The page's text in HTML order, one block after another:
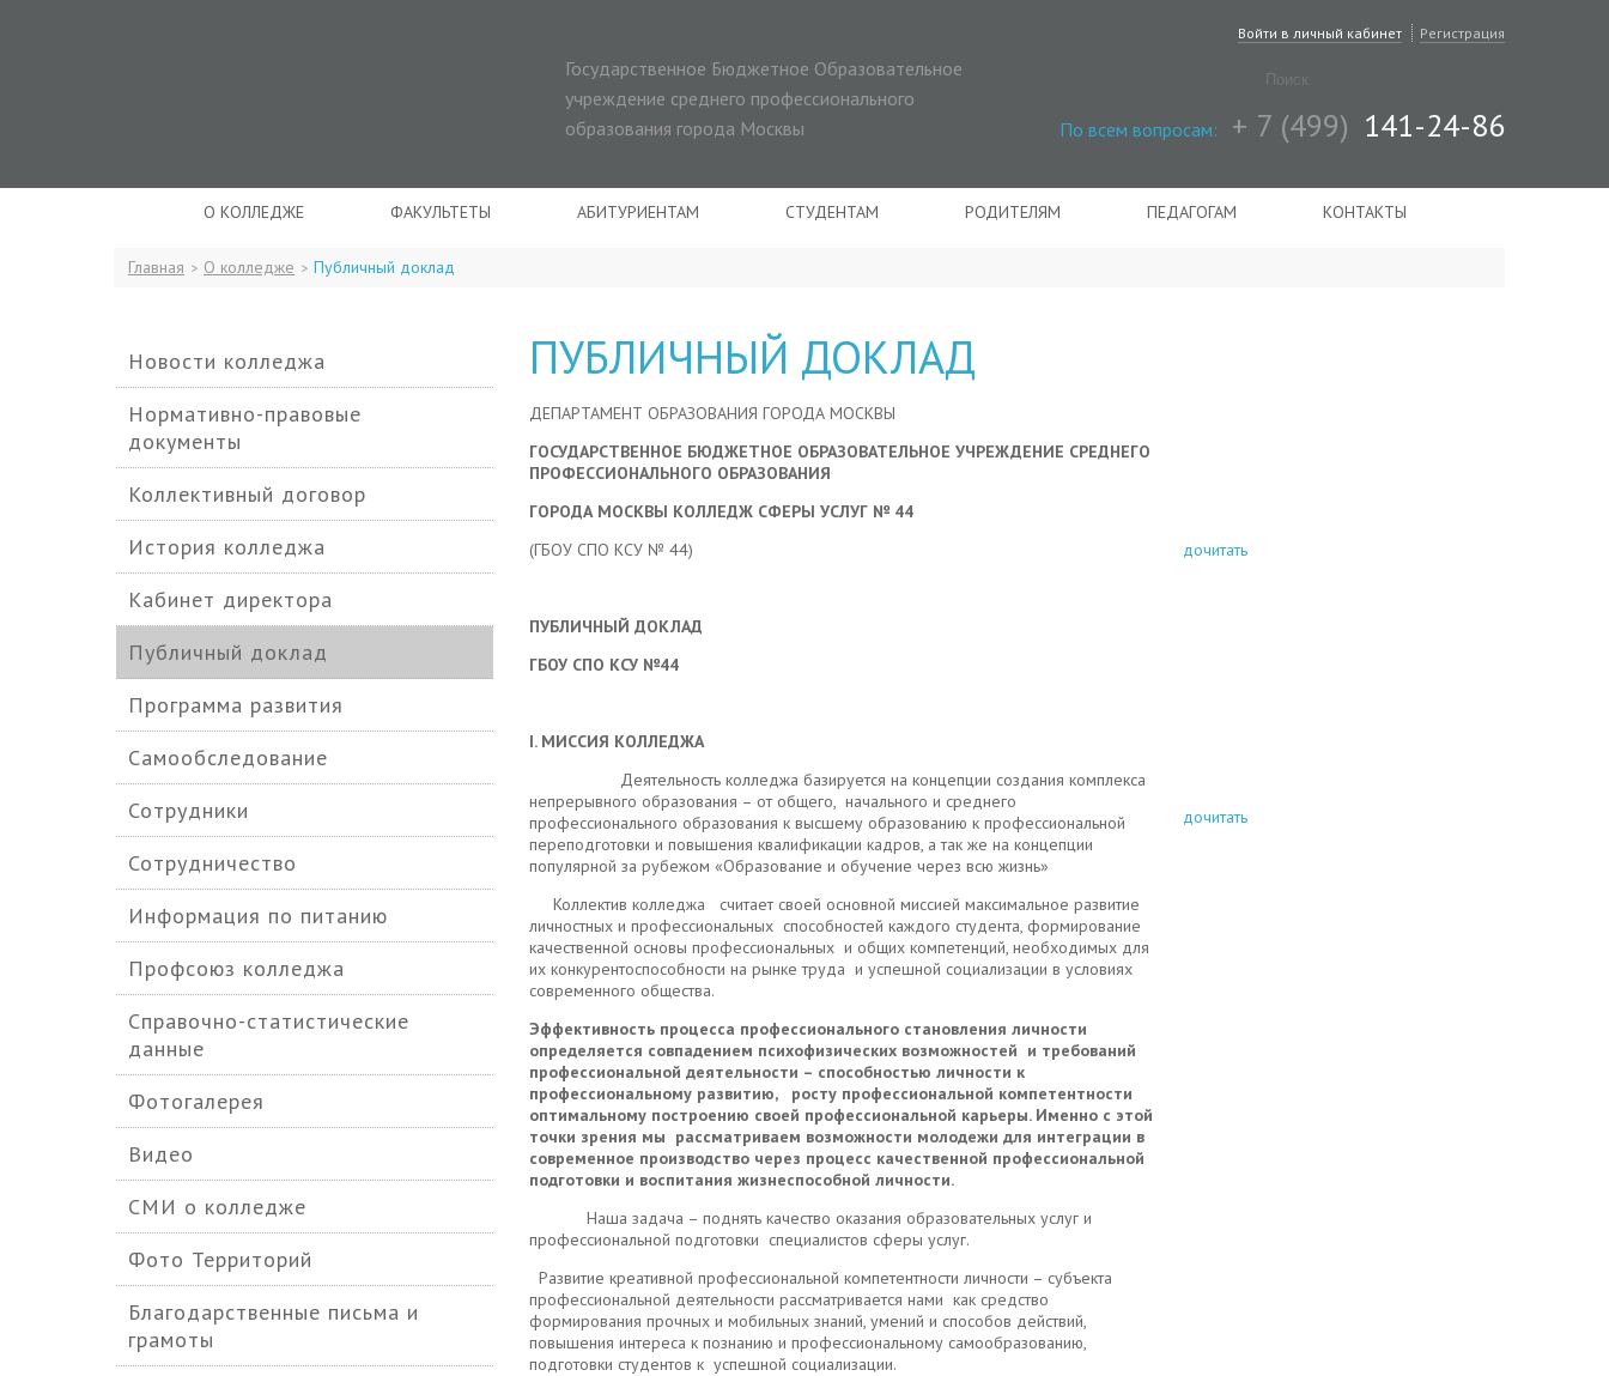
Государственное Бюджетное Образовательное
учреждение среднего профессионального
образования города Москвы
По всем вопросам: + 7 (499) 141-24-86
Войти в личный кабинет Регистрация
О КОЛЛЕДЖЕ ФАКУЛЬТЕТЫ АБИТУРИЕНТАМ СТУДЕНТАМ РОДИТЕЛЯМ ПЕДАГОГАМ КОНТАКТЫ
Главная > О колледже > Публичный доклад
Новости колледжа
Нормативно-правовые
документы
Коллективный договор
История колледжа
Кабинет директора
Публичный доклад
Программа развития
Самообследование
Сотрудники
Сотрудничество
Информация по питанию
Профсоюз колледжа
Справочно-статистические
данные
Фотогалерея
Видео
СМИ о колледже
Фото Территорий
Благодарственные письма и
грамоты
ПУБЛИЧНЫЙ ДОКЛАД
ДЕПАРТАМЕНТ ОБРАЗОВАНИЯ ГОРОДА МОСКВЫ
ГОСУДАРСТВЕННОЕ БЮДЖЕТНОЕ ОБРАЗОВАТЕЛЬНОЕ УЧРЕЖДЕНИЕ СРЕДНЕГО
ПРОФЕССИОНАЛЬНОГО ОБРАЗОВАНИЯ
ГОРОДА МОСКВЫ КОЛЛЕДЖ СФЕРЫ УСЛУГ № 44
(ГБОУ СПО КСУ № 44)
ПУБЛИЧНЫЙ ДОКЛАД
ГБОУ СПО КСУ №44
I. МИССИЯ КОЛЛЕДЖА
Деятельность колледжа базируется на концепции создания комплекса
непрерывного образования – от общего, начального и среднего
профессионального образования к высшему образованию к профессиональной
переподготовки и повышения квалификации кадров, а так же на концепции
популярной за рубежом «Образование и обучение через всю жизнь»
Коллектив колледжа считает своей основной миссией максимальное развитие
личностных и профессиональных способностей каждого студента, формирование
качественной основы профессиональных и общих компетенций, необходимых для
их конкурентоспособности на рынке труда и успешной социализации в условиях
современного общества.
Эффективность процесса профессионального становления личности
определяется совпадением психофизических возможностей и требований
профессиональной деятельности – способностью личности к
профессиональному развитию, росту профессиональной компетентности
оптимальному построению своей профессиональной карьеры. Именно с этой
точки зрения мы рассматриваем возможности молодежи для интеграции в
современное производство через процесс качественной профессиональной
подготовки и воспитания жизнеспособной личности.
Наша задача – поднять качество оказания образовательных услуг и
профессиональной подготовки специалистов сферы услуг.
Развитие креативной профессиональной компетентности личности – субъекта
профессиональной деятельности рассматривается нами как средство
формирования прочных и мобильных знаний, умений и способов действий,
повышения интереса к познанию и профессиональному самообразованию,
подготовки студентов к успешной социализации.
дочитать
дочитать